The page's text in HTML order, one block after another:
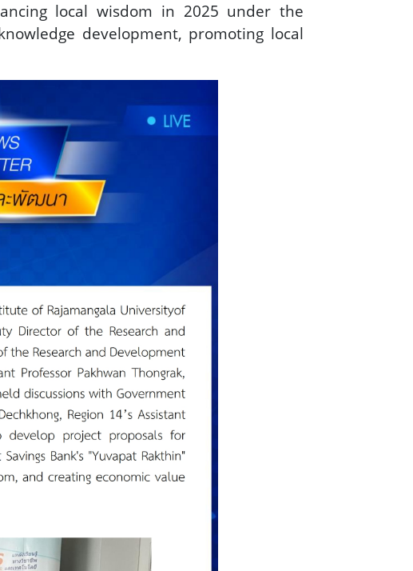
local wisdom in 2025 under the
development, promoting local